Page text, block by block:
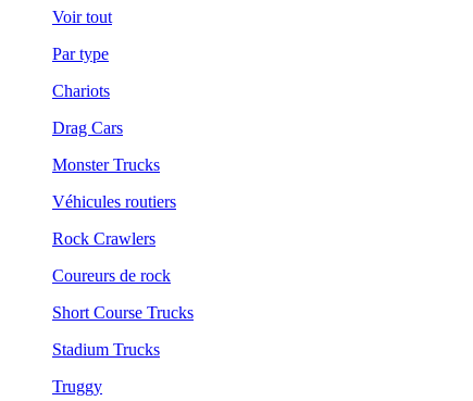
Voir tout
Par type
Chariots
Drag Cars
Monster Trucks
Véhicules routiers
Rock Crawlers
Coureurs de rock
Short Course Trucks
Stadium Trucks
Truggy